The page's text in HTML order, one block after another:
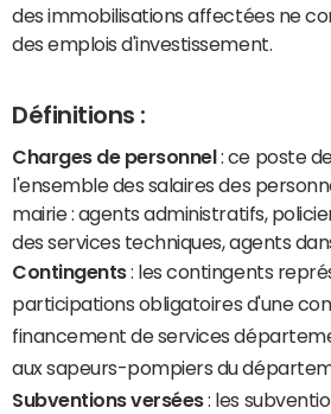
des immobilisations affectées ne
des emplois d'investissement.
Définitions :
Charges de personnel : ce poste
l'ensemble des salaires des
mairie : agents administratifs,
des services techniques, agents
Contingents: les contingents
participations obligatoires d'une
financement de services
aux sapeurs-pompiers du
Subventions versées: les